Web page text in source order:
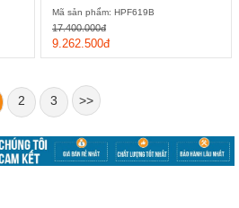
Mã sản phẩm: HPF619B
9.262.500đ
17.400.000đ
2 3 >>